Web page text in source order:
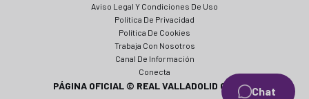
Chat
Aviso Legal Y Condiciones De Uso
Política De Privacidad
Política De Cookies
Trabaja Con Nosotros
Canal De Información
Conecta
PÁGINA OFICIAL © REAL VALLADOLID CF 2024